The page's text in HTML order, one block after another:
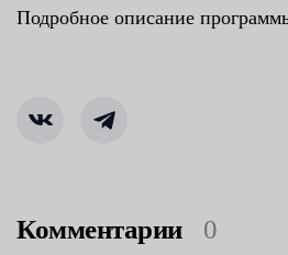
Подробное описание
Комментарии 0